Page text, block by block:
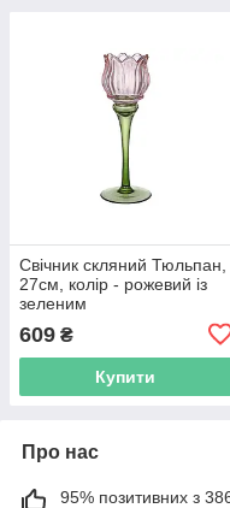
Свічник скляний Тюльпан,
27см, колір - рожевий із
зеленим
609 ₴
Купити
Про нас
95% позитивних з 386